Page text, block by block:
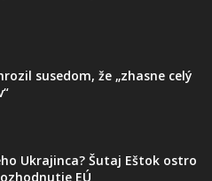
susedom, že „zhasne celý
Ukrajinca? Šutaj Eštok ostro
EÚ